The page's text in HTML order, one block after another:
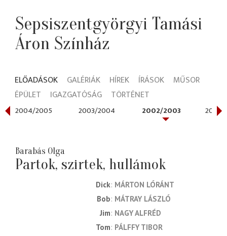
Sepsiszentgyörgyi Tamási
Áron Színház
ELŐADÁSOK GALÉRIÁK HÍREK ÍRÁSOK
MŰSOR
ÉPÜLET
IGAZGATÓSÁG TÖRTÉNET
2004/2005 2003/2004 2002/2003 2001/
Barabás Olga
Partok, szirtek, hullámok
Dick MÁRTON LÓRÁNT
Bob MÁTRAY LÁSZLÓ
Jim NAGY ALFRÉD
Tom PÁLFFY TIBOR